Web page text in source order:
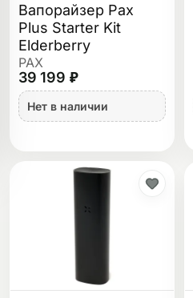
Вапорайзер Pax
Plus Starter Kit
Elderberry
PAX
39 199 ₽
Нет в наличии